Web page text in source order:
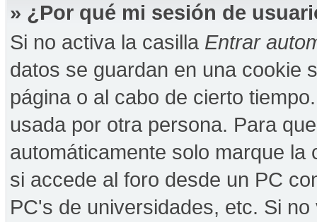
» ¿Por qué mi sesión de
Si no activa la casilla Entrar
datos se guardan en una cookie
página o al cabo de cierto
usada por otra persona. Para
automáticamente solo marque
si accede al foro desde un PC
PC's de universidades, etc. Si